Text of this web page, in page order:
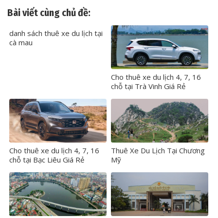
Bài viết cùng chủ đề:
danh sách thuê xe du lịch tại
cà mau
Cho thuê xe du lịch 4, 7, 16
chỗ tại Trà Vinh Giá Rẻ
Cho thuê xe du lịch 4, 7, 16
chỗ tại Bạc Liêu Giá Rẻ
Thuê Xe Du Lịch Tại Chương
Mỹ